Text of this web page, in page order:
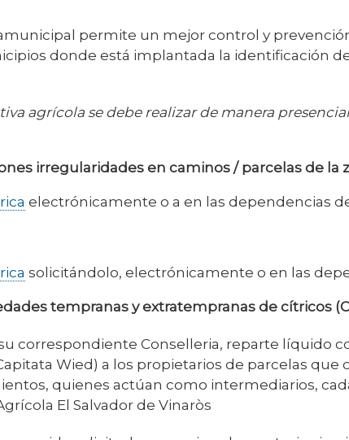
permite un mejor control y
donde está implantada la identificación
agrícola se debe realizar de manera
irregularidades en caminos / parcelas de
electrónicamente o a en las dependencias
solicitándolo, electrónicamente o en las
tempranas y extratempranas de cítricos
correspondiente Conselleria, reparte líquido
Wied) a los propietarios de parcelas
quienes actúan como intermediarios,
El Salvador de Vinaròs